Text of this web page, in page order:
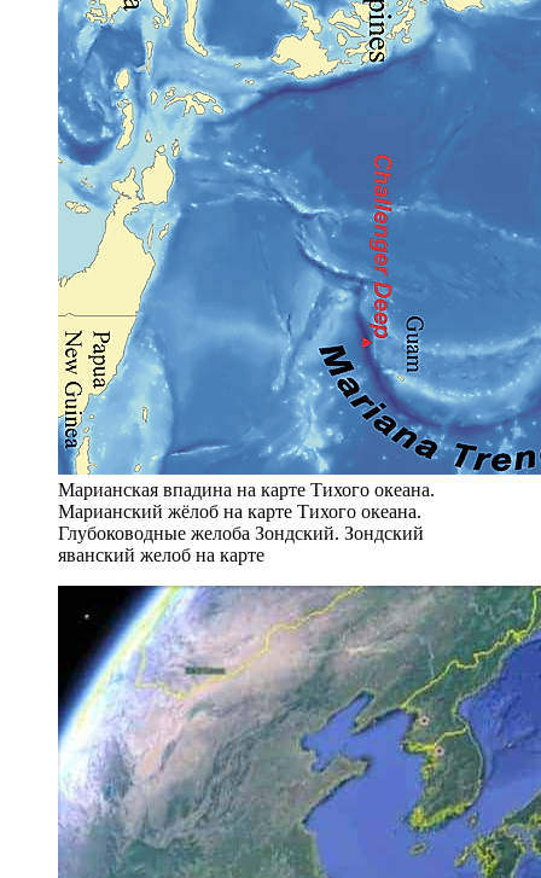
Марианская впадина на карте Тихого океана.
Марианский жёлоб на карте Тихого океана.
Глубоководные желоба Зондский. Зондский
яванский желоб на карте